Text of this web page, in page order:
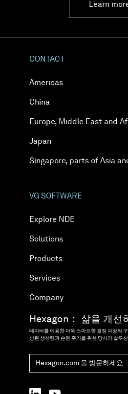
Learn
CONTACT
Americas
China
Europe, Middle East and
Japan
Singapore, parts of Asia
VG SOFTWARE
Explore NDE
Solutions
Products
Services
Company
Hexagon： 삶을 개선
데이터를 이용한 더욱 스마트한 결정 과정의
상된 생산량과 순환 주기를 위한 당사의 솔루션
Hexagon.com 을 방문하세요